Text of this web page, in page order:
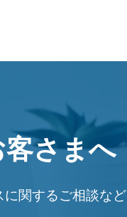
さまへ
関するご相談な